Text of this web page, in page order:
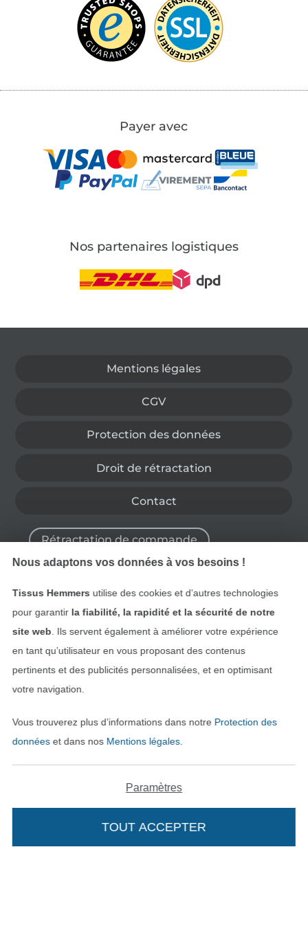
Ajouter à mon panier
Payer avec
Nos partenaires logistiques
Mentions légales
CGV
Protection des données
Droit de rétractation
Contact
Rétractation de commande
Deutsch
Nederlands
Passer à la boutique
Nous adaptons vos données à vos besoins !
Tissus Hemmers utilise des cookies et d’autres technologies
pour garantir la fiabilité, la rapidité et la sécurité de notre
site web . Ils servent également à améliorer votre expérience
en tant qu’utilisateur en vous proposant des contenus
pertinents et des publicités personnalisées, et en optimisant
votre navigation.
Vous trouverez plus d’informations dans notre Protection des
donnéeset dans nos Mentions légales.
Paramètres
TOUT ACCEPTER